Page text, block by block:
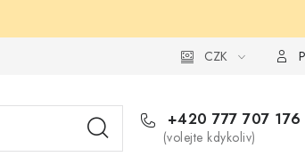
Podmínky ochrany osobních
CZK
+420 777 707 176
(volejte kdykoliv)